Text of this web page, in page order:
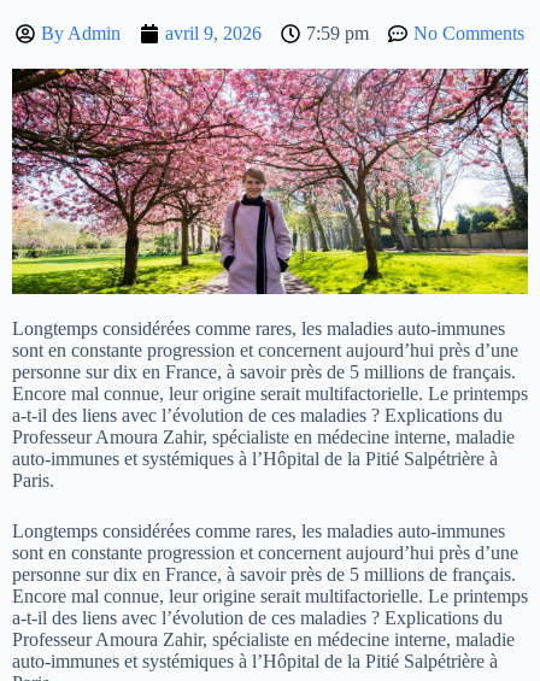
By Admin avril 9, 2026 7:59 pm No Comments
Longtemps considérées comme rares, les maladies auto-immunes
sont en constante progression et concernent aujourd’hui près d’une
personne sur dix en France, à savoir près de 5 millions de français.
Encore mal connue, leur origine serait multifactorielle. Le printemps
a-t-il des liens avec l’évolution de ces maladies ? Explications du
Professeur Amoura Zahir, spécialiste en médecine interne, maladie
auto-immunes et systémiques à l’Hôpital de la Pitié Salpétrière à
Paris.
Longtemps considérées comme rares, les maladies auto-immunes
sont en constante progression et concernent aujourd’hui près d’une
personne sur dix en France, à savoir près de 5 millions de français.
Encore mal connue, leur origine serait multifactorielle. Le printemps
a-t-il des liens avec l’évolution de ces maladies ? Explications du
Professeur Amoura Zahir, spécialiste en médecine interne, maladie
auto-immunes et systémiques à l’Hôpital de la Pitié Salpétrière à